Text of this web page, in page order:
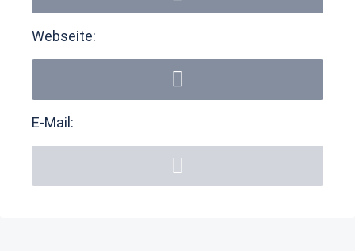
Webseite:
E-Mail: